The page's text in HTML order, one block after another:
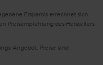
Ersparnis errechnet sich
Preisempfehlung des Herstellers
Angebot. Preise sind